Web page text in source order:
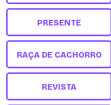
PRESENTE
RAÇA DE CACHORRO
REVISTA